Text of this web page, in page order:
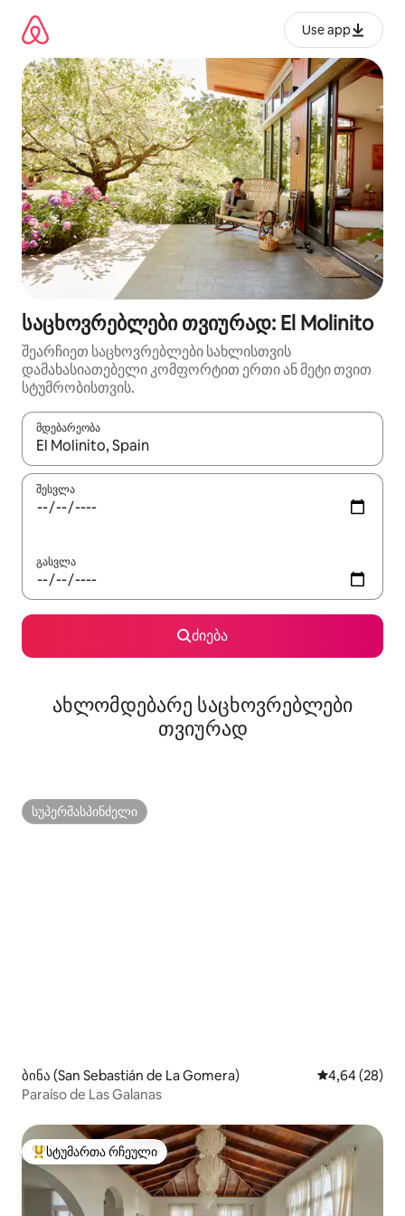
გადასვლა
Use app
საცხოვრებლები თვიურად: El Molinito
შეარჩიეთ საცხოვრებლები სახლისთვის
დამახასიათებელი კომფორტით ერთი ან მეტი თვით
სტუმრობისთვის.
მდებარეობა
როცა შედეგები ხელმისაწვდომი გახდება, ნავიგაციისთვის
შესვლა
გასვლა
ძიება
ახლომდებარე საცხოვრებლები
თვიურად
სუპერმასპინძელი
სუპერმასპინძელი
ბინა (San Sebastián de La Gomera) საშუალო
4,64 (28)
Paraíso de Las Galanas
სტუმართა რჩეული მოწინავე ვარიანტი
სტუმართა რჩეული